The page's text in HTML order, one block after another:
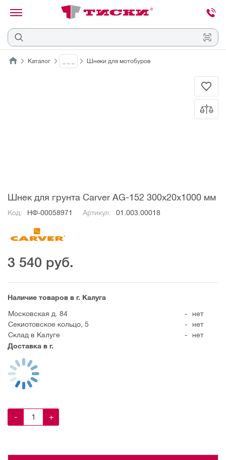
Отмена
Каталог Шнеки для мотобуров
Шнек для грунта Carver AG-152 300х20х1000 мм
Код: НФ-00058971 Артикул: 01.003.00018
3 540 руб.
Наличие товаров в г. Калуга
Московская д. 84
-
нет
Секиотовское кольцо, 5
-
нет
Склад в Калуге
-
нет
Доставка в г.
- +